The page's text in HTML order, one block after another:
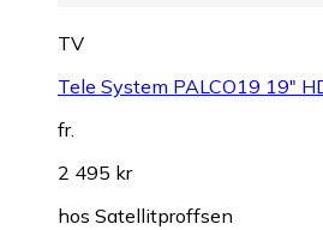
TV
Tele System PALCO19 19"
fr.
2 495 kr
hos Satellitproffsen